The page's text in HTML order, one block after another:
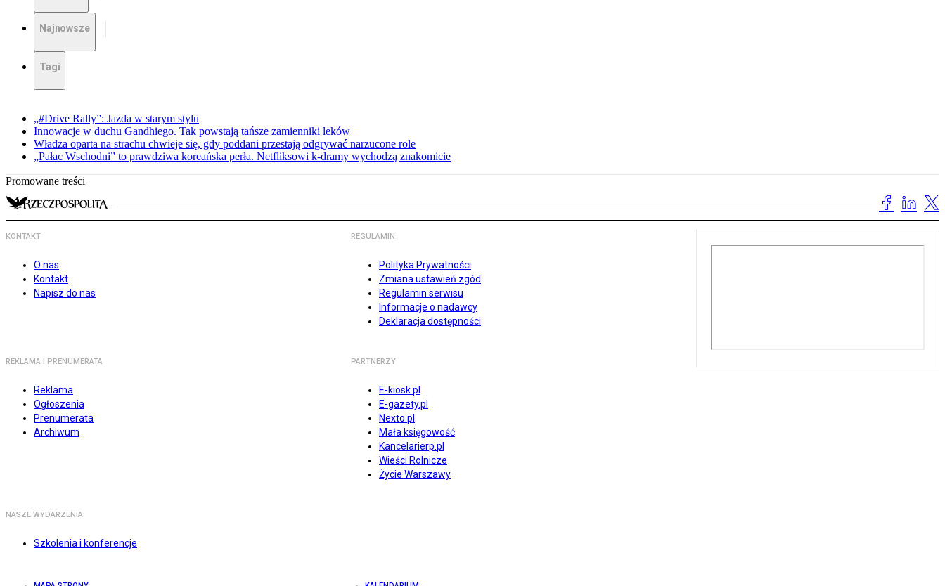
Najnowsze
Tagi
„#Drive Rally”: Jazda w starym stylu
Innowacje w duchu Gandhiego. Tak powstają tańsze zamienniki leków
Władza oparta na strachu chwieje się, gdy poddani przestają odgrywać narzucone role
„Pałac Wschodni” to prawdziwa koreańska perła. Netfliksowi k-dramy wychodzą znakomicie
Promowane treści
KONTAKT
O nas
Kontakt
Napisz do nas
REGULAMIN
Polityka Prywatności
Zmiana ustawień zgód
Regulamin serwisu
Informacje o nadawcy
Deklaracja dostępności
REKLAMA I PRENUMERATA
Reklama
Ogłoszenia
Prenumerata
Archiwum
PARTNERZY
E-kiosk.pl
E-gazety.pl
Nexto.pl
Mała księgowość
Kancelarierp.pl
Wieści Rolnicze
Życie Warszawy
NASZE WYDARZENIA
Szkolenia i konferencje